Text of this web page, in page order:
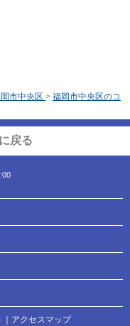
市中央区 > 福岡市中央区のコ
戻る
｜アクセスマップ